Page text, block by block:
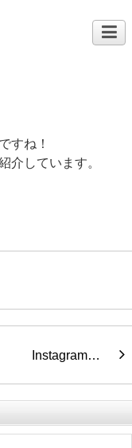
すね！
介しています。
Instagram…